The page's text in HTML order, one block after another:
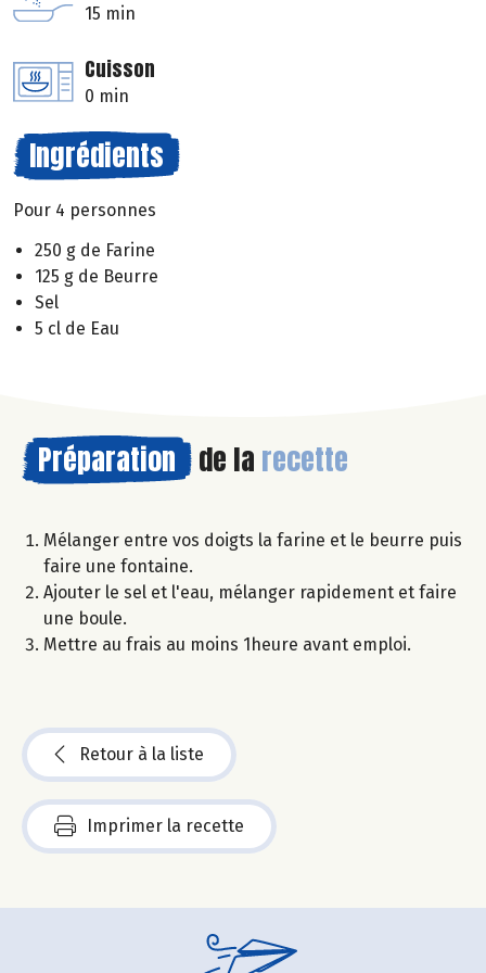
15 min
Cuisson
0 min
Ingrédients
Pour 4 personnes
250 g de Farine
125 g de Beurre
Sel
5 cl de Eau
Préparation de la recette
Mélanger entre vos doigts la farine et le beurre puis
faire une fontaine.
Ajouter le sel et l'eau, mélanger rapidement et faire
une boule.
Mettre au frais au moins 1heure avant emploi.
Retour à la liste
Imprimer la recette